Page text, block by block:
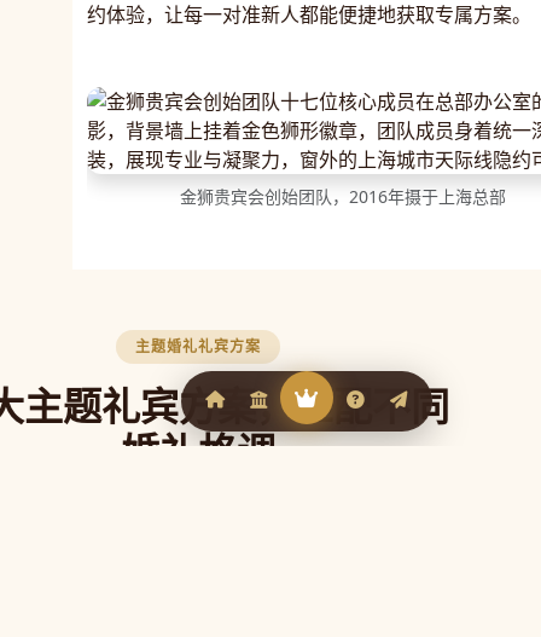
金狮贵宾会创始团队，2016年摄于上海总部
约体验，让每一对准新人都能便捷地获取专属方案。
主题婚礼礼宾方案
主题礼宾方案，匹配不同
婚礼格调